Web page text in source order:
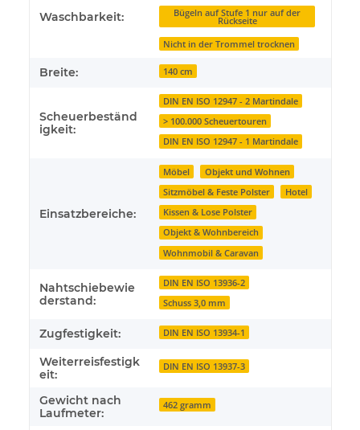
Waschbarkeit: Bügeln auf Stufe 1 nur auf der
Rückseite
Nicht in der Trommel trocknen
Breite: 140 cm
Scheuerbeständ
igkeit:
DIN EN ISO 12947 - 2 Martindale
> 100.000 Scheuertouren
DIN EN ISO 12947 - 1 Martindale
Einsatzbereiche:
Möbel
Objekt und Wohnen
Sitzmöbel & Feste Polster
Hotel
Kissen & Lose Polster
Objekt & Wohnbereich
Wohnmobil & Caravan
Nahtschiebewie
derstand:
DIN EN ISO 13936-2
Schuss 3,0 mm
Zugfestigkeit: DIN EN ISO 13934-1
Weiterreisfestigk
eit:
DIN EN ISO 13937-3
Gewicht nach
Laufmeter:
462 gramm